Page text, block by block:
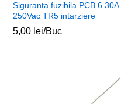
Siguranta fuzibila PCB 6.30A
250Vac TR5 intarziere
5,00 lei/Buc